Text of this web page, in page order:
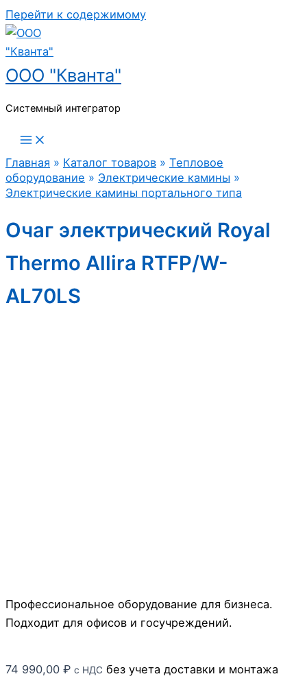
Перейти к содержимому
ООО "Кванта"
Системный интегратор
Главная » Каталог товаров » Тепловое
оборудование » Электрические камины »
Электрические камины портального типа
Очаг электрический Royal
Thermo Allira RTFP/W-
AL70LS
Профессиональное оборудование для бизнеса.
Подходит для офисов и госучреждений.
74 990,00 ₽ с НДС без учета доставки и монтажа